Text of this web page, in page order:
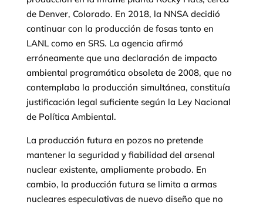
de Denver, Colorado. En 2018, la NNSA decidió
continuar con la producción de fosas tanto en
LANL como en SRS. La agencia afirmó
erróneamente que una declaración de impacto
ambiental programática obsoleta de 2008, que no
contemplaba la producción simultánea, constituía
justificación legal suficiente según la Ley Nacional
de Política Ambiental.
La producción futura en pozos no pretende
mantener la seguridad y fiabilidad del arsenal
nuclear existente, ampliamente probado. En
cambio, la producción futura se limita a armas
nucleares especulativas de nuevo diseño que no